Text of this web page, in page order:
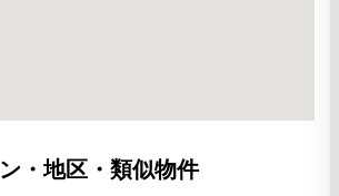
・地区・類似物件